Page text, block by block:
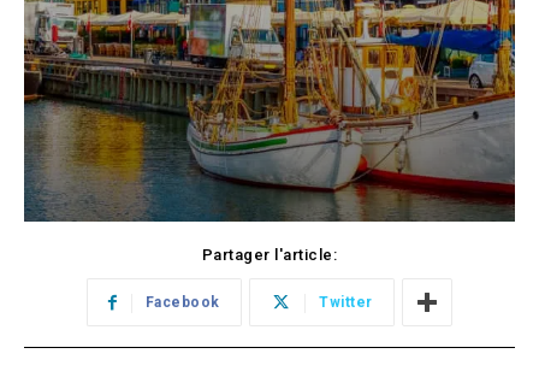
Partager l'article:
Facebook Twitter